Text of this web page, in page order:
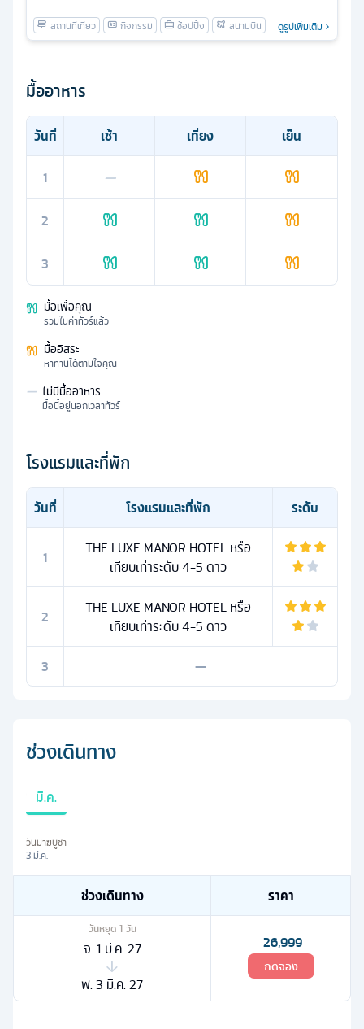
ดูรูปเพิ่มเติม
มื้ออาหาร
วันที่ เช้า เที่ยง
เย็น
1
—
2
3
มื้อเพื่อคุณ
รวมในค่าทัวร์แล้ว
มื้ออิสระ
หาทานได้ตามใจคุณ
— ไม่มีมื้ออาหาร
มื้อนี้อยู่นอกเวลาทัวร์
โรงแรมและที่พัก
วันที่ โรงแรมและที่พัก ระดับ
1
THE LUXE MANOR HOTEL หรือ
เทียบเท่าระดับ 4-5 ดาว
2
THE LUXE MANOR HOTEL หรือ
เทียบเท่าระดับ 4-5 ดาว
3
—
ช่วงเดินทาง
มี.ค.
วันมาฆบูชา
3 มี.ค.
ช่วงเดินทาง ราคา
วันหยุด 1 วัน
จ. 1 มี.ค. 27
พ. 3 มี.ค. 27
26,999
กดจอง